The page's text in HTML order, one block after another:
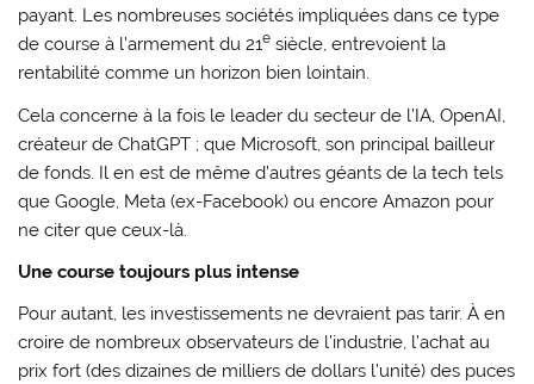
payant. Les nombreuses sociétés impliquées dans ce type
de course à l’armement du 21e siècle, entrevoient la
rentabilité comme un horizon bien lointain.
Cela concerne à la fois le leader du secteur de l’IA, OpenAI,
créateur de ChatGPT ; que Microsoft, son principal bailleur
de fonds. Il en est de même d’autres géants de la tech tels
que Google, Meta (ex-Facebook) ou encore Amazon pour
ne citer que ceux-là.
Une course toujours plus intense
Pour autant, les investissements ne devraient pas tarir. À en
croire de nombreux observateurs de l’industrie, l’achat au
prix fort (des dizaines de milliers de dollars l’unité) des puces